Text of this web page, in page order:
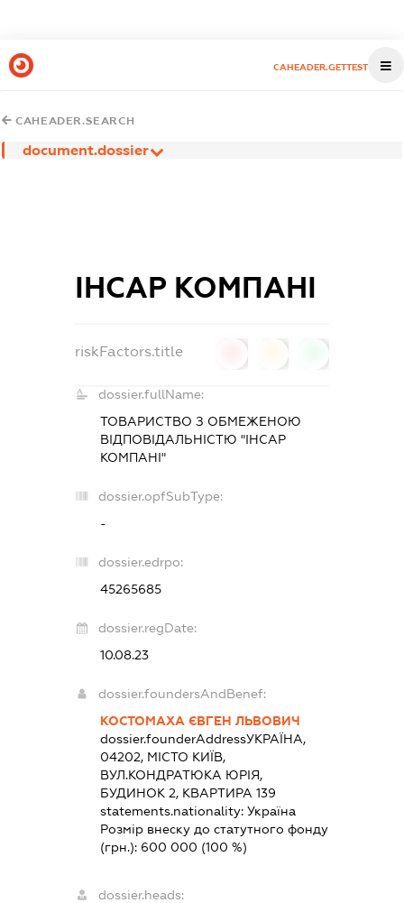
CAHEADER.GETTEST
CAHEADER.SEARCH
document.dossier
ІНСАР КОМПАНІ
riskFactors.title
dossier.fullName:
ТОВАРИСТВО З ОБМЕЖЕНОЮ
ВІДПОВІДАЛЬНІСТЮ "ІНСАР
КОМПАНІ"
dossier.opfSubType:
-
dossier.edrpo:
45265685
dossier.regDate:
10.08.23
dossier.foundersAndBenef:
КОСТОМАХА ЄВГЕН ЛЬВОВИЧ
dossier.founderAddressУКРАЇНА,
04202, МІСТО КИЇВ,
ВУЛ.КОНДРАТЮКА ЮРІЯ,
БУДИНОК 2, КВАРТИРА 139
statements.nationality:Україна
Розмір внеску до статутного фонду
(грн.): 600 000 (100 %)
dossier.heads: